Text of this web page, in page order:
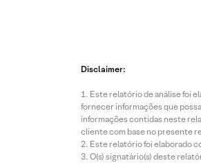
Disclaimer:
Este relatório de análise foi
fornecer informações que
informações contidas neste
cliente com base no presente
Este relatório foi elaborado
O(s) signatário(s) deste